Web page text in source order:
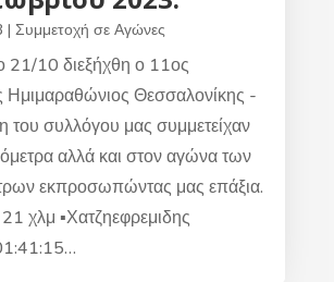
| Συμμετοχή σε Αγώνες
21/10 διεξήχθη ο 11ος
Ημιμαραθώνιος Θεσσαλονίκης -
του συλλόγου μας συμμετείχαν
αλλά και στον αγώνα των
εκπροσωπώντας μας επάξια.
χλμ ▪︎Χατζηεφρεμιδης